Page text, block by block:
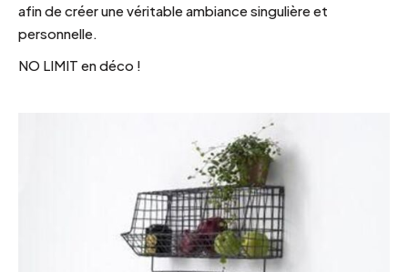
afin de créer une véritable ambiance singulière et
personnelle.
NO LIMIT en déco !